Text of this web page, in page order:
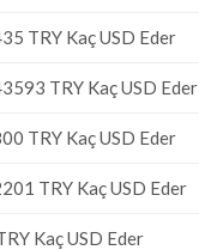
TRY Kaç USD Eder
TRY Kaç USD Eder
TRY Kaç USD Eder
TRY Kaç USD Eder
Kaç USD Eder